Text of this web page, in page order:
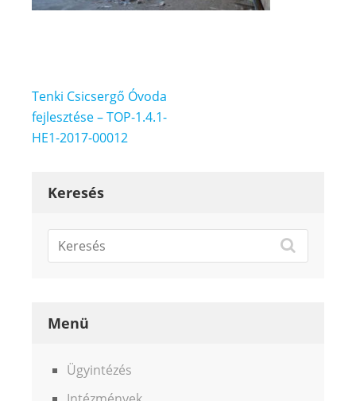
Bejegyzés
navigáció
Tenki Csicsergő Óvoda
fejlesztése – TOP-1.4.1-
HE1-2017-00012
Keresés
Menü
Ügyintézés